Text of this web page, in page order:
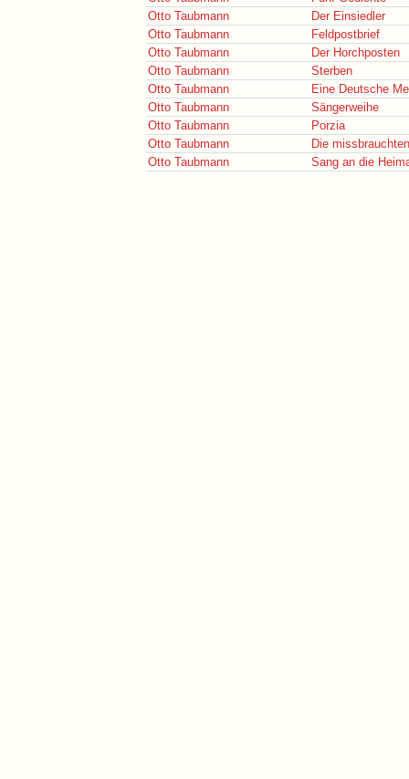
Otto Taubmann
Der Einsiedler
Otto Taubmann
Feldpostbrief
Otto Taubmann
Der Horchposten
Otto Taubmann
Sterben
Otto Taubmann
Eine Deutsche
Otto Taubmann
Sängerweihe
Otto Taubmann
Porzia
Otto Taubmann
Die
Otto Taubmann
Sang an die